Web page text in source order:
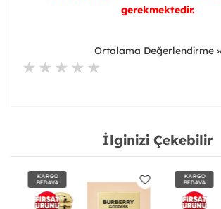
gerekmektedir.
Ortalama Değerlendirme »
İlginizi Çekebilir
KARGO
BEDAVA
KARGO
BEDAVA